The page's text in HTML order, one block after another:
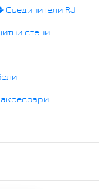
Съединители RJ
стени